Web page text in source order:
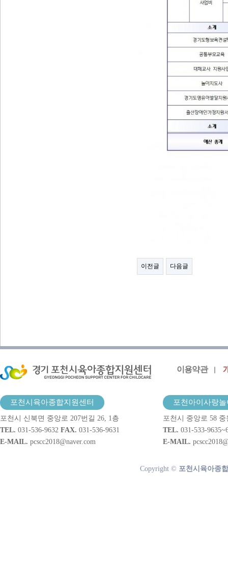
이전글 다음글
이용약관
포천시육아종합지원센터
포천시 신북면 중앙로 207번길 26, 1층
TEL. 031-536-9632 FAX. 031-536-9631
E-MAIL. pcscc2018@naver.com
포천아이사랑
포천시 중앙로 58
TEL. 031-533-
E-MAIL.
Copyright © 포천시육아종